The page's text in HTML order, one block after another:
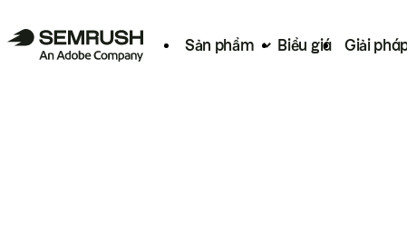
Sản phẩm Biểu giá Giải